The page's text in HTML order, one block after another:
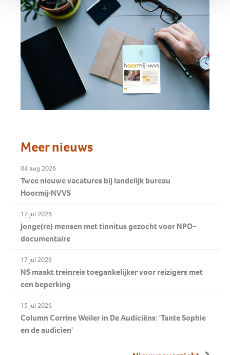
Meer nieuws
04 aug 2026
Twee nieuwe vacatures bij landelijk bureau
Hoormij∙NVVS
17 jul 2026
Jonge(re) mensen met tinnitus gezocht voor NPO-
documentaire
17 jul 2026
NS maakt treinreis toegankelijker voor reizigers met
een beperking
15 jul 2026
Column Corrine Weiler in De Audiciëns: 'Tante Sophie
en de audicien'